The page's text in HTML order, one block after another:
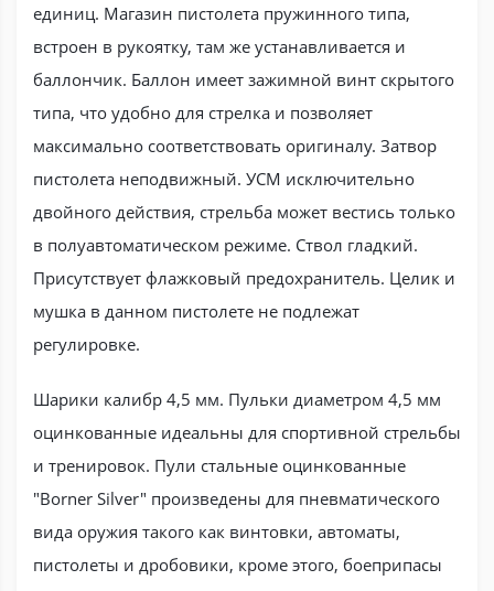
единиц. Магазин пистолета пружинного типа,
встроен в рукоятку, там же устанавливается и
баллончик. Баллон имеет зажимной винт скрытого
типа, что удобно для стрелка и позволяет
максимально соответствовать оригиналу. Затвор
пистолета неподвижный. УСМ исключительно
двойного действия, стрельба может вестись только
в полуавтоматическом режиме. Ствол гладкий.
Присутствует флажковый предохранитель. Целик и
мушка в данном пистолете не подлежат
регулировке.
Шарики калибр 4,5 мм. Пульки диаметром 4,5 мм
оцинкованные идеальны для спортивной стрельбы
и тренировок. Пули стальные оцинкованные
"Borner Silver" произведены для пневматического
вида оружия такого как винтовки, автоматы,
пистолеты и дробовики, кроме этого, боеприпасы